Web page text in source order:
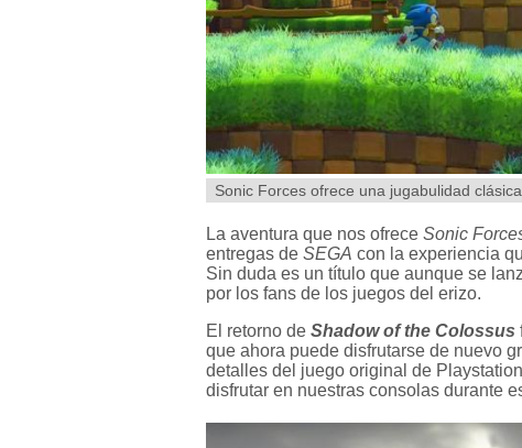
Sonic Forces ofrece una jugabulidad
La aventura que nos ofrece Sonic
entregas de SEGA con la experiencia
Sin duda es un título que aunque se
por los fans de los juegos del erizo.
El retorno de Shadow of the Colossus
que ahora puede disfrutarse de nuevo
detalles del juego original de
disfrutar en nuestras consolas durante